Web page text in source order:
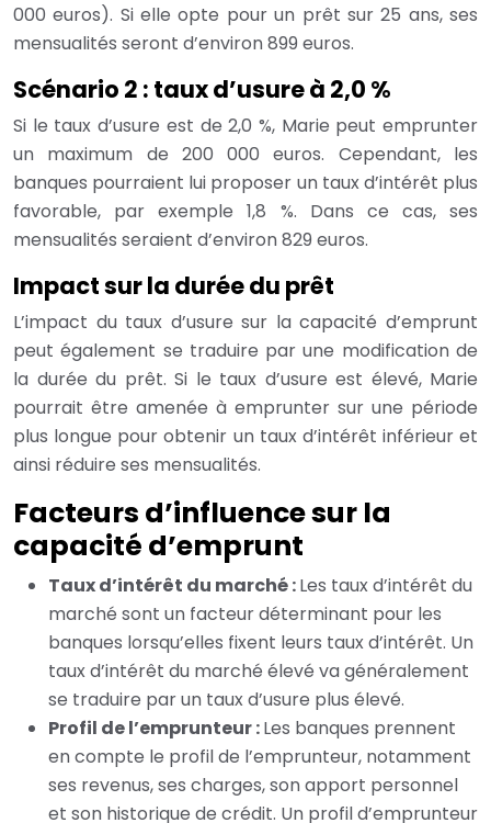
000 euros). Si elle opte pour un prêt sur 25 ans, ses
mensualités seront d’environ 899 euros.
Scénario 2 : taux d’usure à 2,0 %
Si le taux d’usure est de 2,0 %, Marie peut emprunter
un maximum de 200 000 euros. Cependant, les
banques pourraient lui proposer un taux d’intérêt plus
favorable, par exemple 1,8 %. Dans ce cas, ses
mensualités seraient d’environ 829 euros.
Impact sur la durée du prêt
L’impact du taux d’usure sur la capacité d’emprunt
peut également se traduire par une modification de
la durée du prêt. Si le taux d’usure est élevé, Marie
pourrait être amenée à emprunter sur une période
plus longue pour obtenir un taux d’intérêt inférieur et
ainsi réduire ses mensualités.
Facteurs d’influence sur la
capacité d’emprunt
Taux d’intérêt du marché :Les taux d’intérêt du
marché sont un facteur déterminant pour les
banques lorsqu’elles fixent leurs taux d’intérêt. Un
taux d’intérêt du marché élevé va généralement
se traduire par un taux d’usure plus élevé.
Profil de l’emprunteur :Les banques prennent
en compte le profil de l’emprunteur, notamment
ses revenus, ses charges, son apport personnel
et son historique de crédit. Un profil d’emprunteur